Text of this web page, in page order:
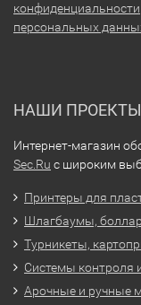
конфиденциальности
персональных
НАШИ ПРОЕКТЫ
Интернет-магазин
Sec.Ru с широким
Принтеры для
Шлагбаумы,
Турникеты,
Системы контроля
Арочные и ручные